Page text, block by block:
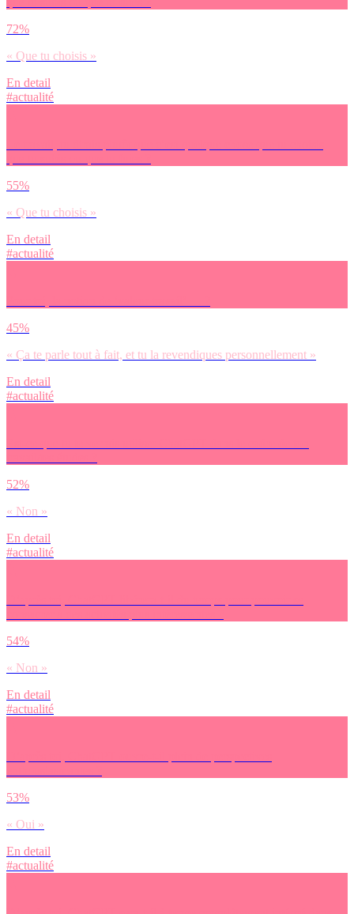
72%
« Que tu choisis »
En detail
#actualité
55%
« Que tu choisis »
En detail
#actualité
45%
« Ça te parle tout à fait, et tu la revendiques personnellement »
En detail
#actualité
52%
« Non »
En detail
#actualité
54%
« Non »
En detail
#actualité
53%
« Oui »
En detail
#actualité